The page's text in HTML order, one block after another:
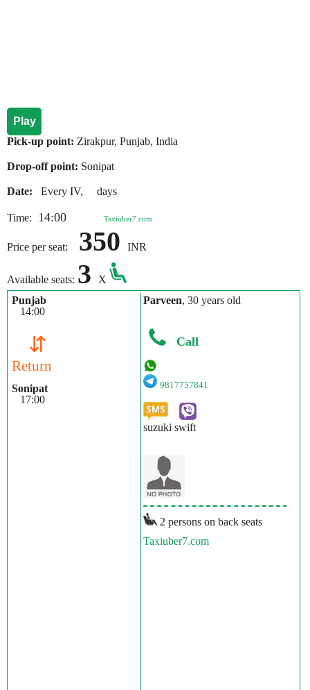
Play
Pick-up point: Zirakpur, Punjab, India
Drop-off point: Sonipat
Date: Every IV, days
Time: 14:00 Taxiuber7.com
Price per seat: 350 INR
Available seats: 3
X
Punjab
14:00
⇵
Return
Sonipat
17:00
Parveen, 30 years old
Call
9817757841
suzuki swift
2 persons on back seats
Taxiuber7.com